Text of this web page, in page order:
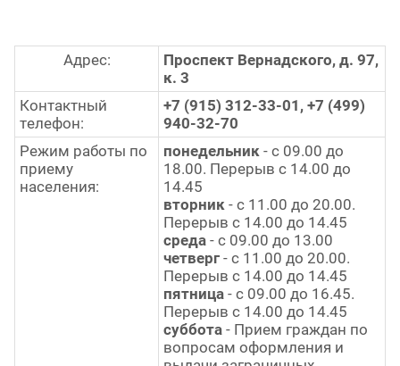
Адрес:
Проспект Вернадского, д. 97,
к. 3
Контактный
телефон:
+7 (915) 312-33-01, +7 (499)
940-32-70
Режим работы по
приему
населения:
понедельник - с 09.00 до
18.00. Перерыв с 14.00 до
14.45
вторник - с 11.00 до 20.00.
Перерыв с 14.00 до 14.45
среда - с 09.00 до 13.00
четверг - с 11.00 до 20.00.
Перерыв с 14.00 до 14.45
пятница - с 09.00 до 16.45.
Перерыв с 14.00 до 14.45
суббота - Прием граждан по
вопросам оформления и